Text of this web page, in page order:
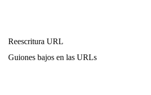
Reescritura URL
Guiones bajos en las URLs